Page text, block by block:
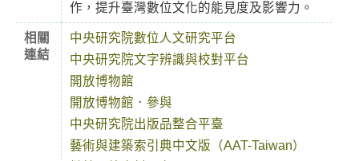
作，提升臺灣數位文化的能見度及影響力。
相關
連結
中央研究院數位人文研究平台
中央研究院文字辨識與校對平台
開放博物館
開放博物館．參與
中央研究院出版品整合平臺
藝術與建築索引典中文版（AAT-Taiwan）